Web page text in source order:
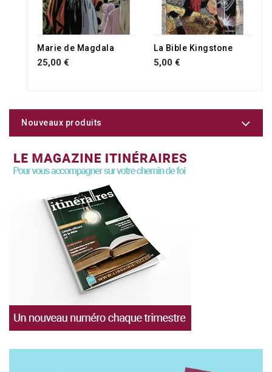
Marie de Magdala
25,00 €
La Bible Kingstone
5,00 €
Nouveaux produits